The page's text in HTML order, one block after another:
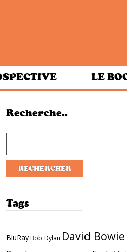
LE
Recherche..
Tags
BluRay Bob Dylan David Bowie